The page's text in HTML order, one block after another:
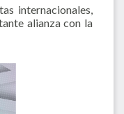
internacionales,
alianza con la